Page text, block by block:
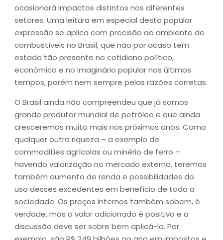
ocasionará impactos distintos nos diferentes
setores. Uma leitura em especial desta popular
expressão se aplica com precisão ao ambiente de
combustíveis no Brasil, que não por acaso tem
estado tão presente no cotidiano político,
econômico e no imaginário popular nos últimos
tempos, porém nem sempre pelas razões corretas.
O Brasil ainda não compreendeu que já somos
grande produtor mundial de petróleo e que ainda
cresceremos muito mais nos próximos anos. Como
qualquer outra riqueza – a exemplo de
commodities agrícolas ou minério de ferro –
havendo valorização no mercado externo, teremos
também aumento de renda e possibilidades do
uso desses excedentes em benefício de toda a
sociedade. Os preços internos também sobem, é
verdade, mas o valor adicionado é positivo e a
discussão deve ser sobre bem aplicá-lo. Por